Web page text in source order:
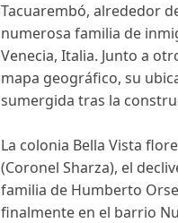
Tacuarembó, alrededor
numerosa familia de
Venecia, Italia. Junto a
mapa geográfico, su
sumergida tras la
La colonia Bella Vista
(Coronel Sharza), el
familia de Humberto
finalmente en el barrio